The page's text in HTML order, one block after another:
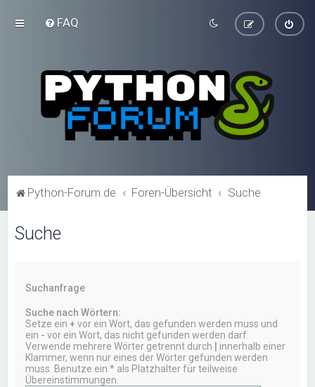
FAQ
Python-Forum.de Foren-Übersicht Suche
Suche
Suchanfrage
Suche nach Wörtern:
Setze ein+ vor ein Wort, das gefunden werden muss und
ein - vor ein Wort, das nicht gefunden werden darf.
Verwende mehrere Wörter getrennt durch
innerhalb einer
Klammer, wenn nur eines der Wörter gefunden werden
muss. Benutze ein * als Platzhalter für teilweise
Übereinstimmungen.